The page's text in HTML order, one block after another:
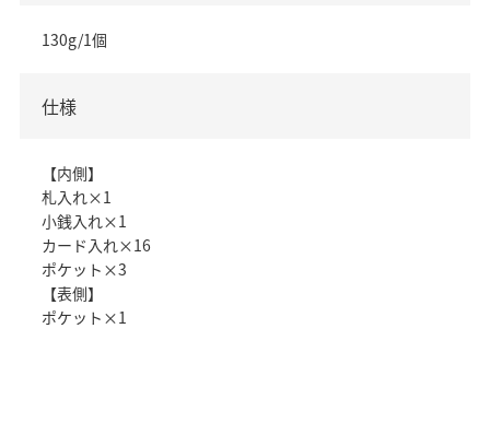
130g/1個
仕様
【内側】
札入れ×1
小銭入れ×1
カード入れ×16
ポケット×3
【表側】
ポケット×1